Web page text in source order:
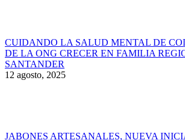
CUIDANDO LA SALUD MENTAL DE
DE LA ONG CRECER EN FAMILIA
SANTANDER
12 agosto, 2025
JABONES ARTESANALES, NUEVA